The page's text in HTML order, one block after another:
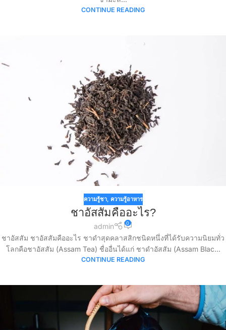
CONTINUE READING
ความรู้ชา, ความรู้อาหาร
ชาอัสสัมคืออะไร?
admin 0
ชาอัสสัม ชาอัสสัมคืออะไร ชาดำสุดคลาสสิกชนิดหนึ่งที่ได้รับความนิยมทั่ว
โลกคือชาอัสสัม (Assam Tea) ชื่ออื่นได้แก่ ชาดำอัสสัม (Assam Blac...
CONTINUE READING